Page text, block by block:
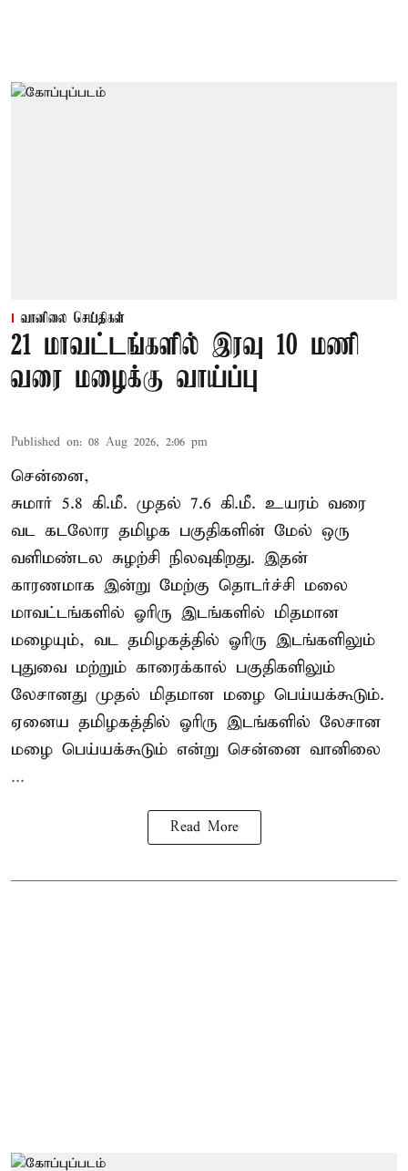
வானிலை செய்திகள்
21 மாவட்டங்களில் இரவு 10 மணி
வரை மழைக்கு வாய்ப்பு
Published on: 08 Aug 2026, 2:06 pm
சென்னை,
சுமார் 5.8 கி.மீ. முதல் 7.6 கி.மீ. உயரம் வரை
வட கடலோர தமிழக பகுதிகளின் மேல் ஒரு
வளிமண்டல சுழற்சி நிலவுகிறது. இதன்
காரணமாக இன்று மேற்கு தொடர்ச்சி மலை
மாவட்டங்களில் ஓரிரு இடங்களில் மிதமான
மழையும், வட தமிழகத்தில் ஓரிரு இடங்களிலும்
புதுவை மற்றும் காரைக்கால் பகுதிகளிலும்
லேசானது முதல் மிதமான மழை பெய்யக்கூடும்.
ஏனைய தமிழகத்தில் ஓரிரு இடங்களில் லேசான
மழை பெய்யக்கூடும் என்று சென்னை வானிலை
...
Read More